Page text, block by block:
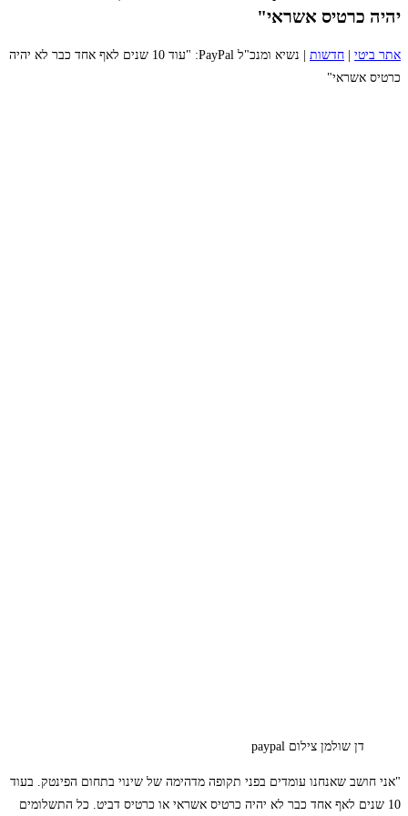
יהיה כרטיס אשראי"
אתר ביטי חדשות
נשיא ומנכ"ל PayPal: "עוד 10 שנים לאף אחד כבר לא יהיה
כרטיס אשראי"
דן שולמן צילום paypal
"אני חושב שאנחנו עומדים בפני תקופה מדהימה של שינוי בתחום הפינטק. בעוד
10 שנים לאף אחד כבר לא יהיה כרטיס אשראי או כרטיס דביט. כל התשלומים